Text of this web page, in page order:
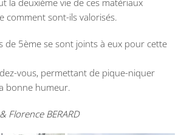
comment sont-ils valorisés.
de 5ème se sont joints à eux pour cette
vous, permettant de pique-niquer
bonne humeur.
Florence BERARD